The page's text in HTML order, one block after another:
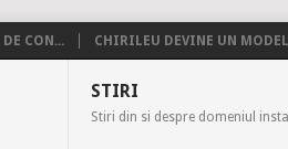
CON... CHIRILEU DEVINE UN
STIRI
Stiri din si despre domeniul